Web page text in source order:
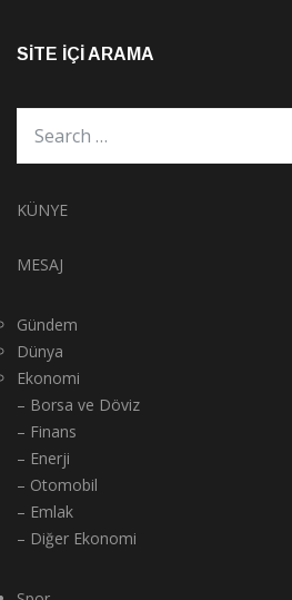
SITE İÇI ARAMA
KÜNYE
MESAJ
Gündem
Dünya
Ekonomi
– Borsa ve Döviz
– Finans
– Enerji
– Otomobil
– Emlak
– Diğer Ekonomi